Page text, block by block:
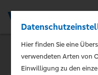
Hier finden Sie eine
verwendeten Arten von
Einwilligung zu den